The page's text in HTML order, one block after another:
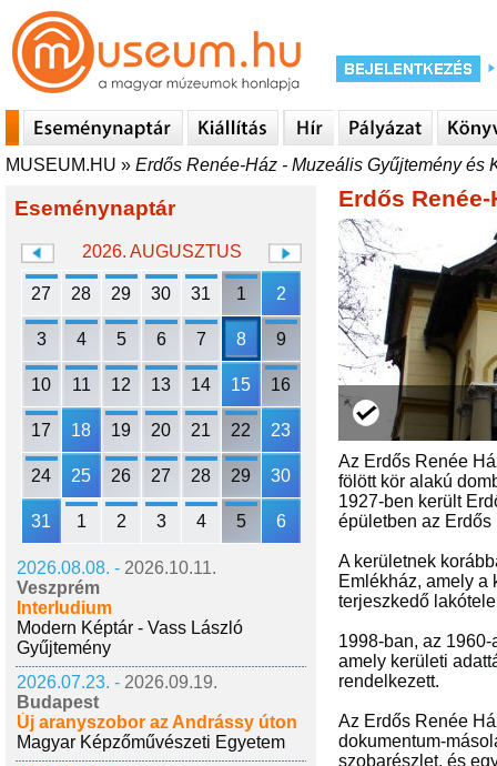
MUSEUM.HU » Erdős Renée-Ház - Muzeális Gyűjtemény és
Eseménynaptár
2026. AUGUSZTUS
27 28 29 30 31 1 2
3 4 5 6 7 8 9
10 11 12 13 14 15 16
17 18 19 20 21 22 23
24 25 26 27 28 29 30
31 1 2 3 4 5 6
2026.08.08. - 2026.10.11.
Veszprém
Interludium
Modern Képtár - Vass László
Gyűjtemény
2026.07.23. - 2026.09.19.
Budapest
Új aranyszobor az Andrássy úton
Magyar Képzőművészeti Egyetem
Erdős
Az Erdős Renée
fölött kör alakú
1927-ben került
épületben az
A kerületnek
Emlékház, amely a
terjeszkedő
1998-ban, az
amely kerületi
rendelkezett.
Az Erdős Renée
dokumentum-
szobarészlet, és